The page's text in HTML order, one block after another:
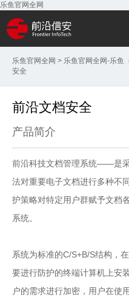
乐鱼官网全网
乐鱼官网全网 > 乐鱼官网全网-乐鱼
安全
前沿文档安全
产品简介
前沿科技文档管理系统——是
法对重要电子文档进行多种不
护策略对特定用户群赋予文档
系统。
系统为标准的C/S+B/S结构，
要进行防护的终端计算机上安
户的需求进行加密，用户在使